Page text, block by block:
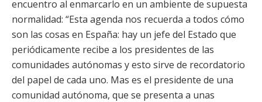
encuentro al enmarcarlo en un ambiente de supuesta
normalidad: “Esta agenda nos recuerda a todos cómo
son las cosas en España: hay un jefe del Estado que
periódicamente recibe a los presidentes de las
comunidades autónomas y esto sirve de recordatorio
del papel de cada uno. Mas es el presidente de una
comunidad autónoma, que se presenta a unas